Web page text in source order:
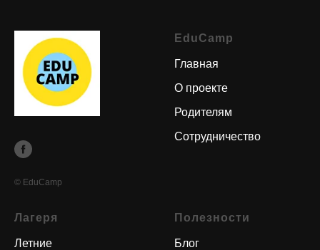
© EduCamp
EduCamp
Главная
О проекте
Родителям
Сотрудничество
Лагеря
Летние
Полезности
Блог